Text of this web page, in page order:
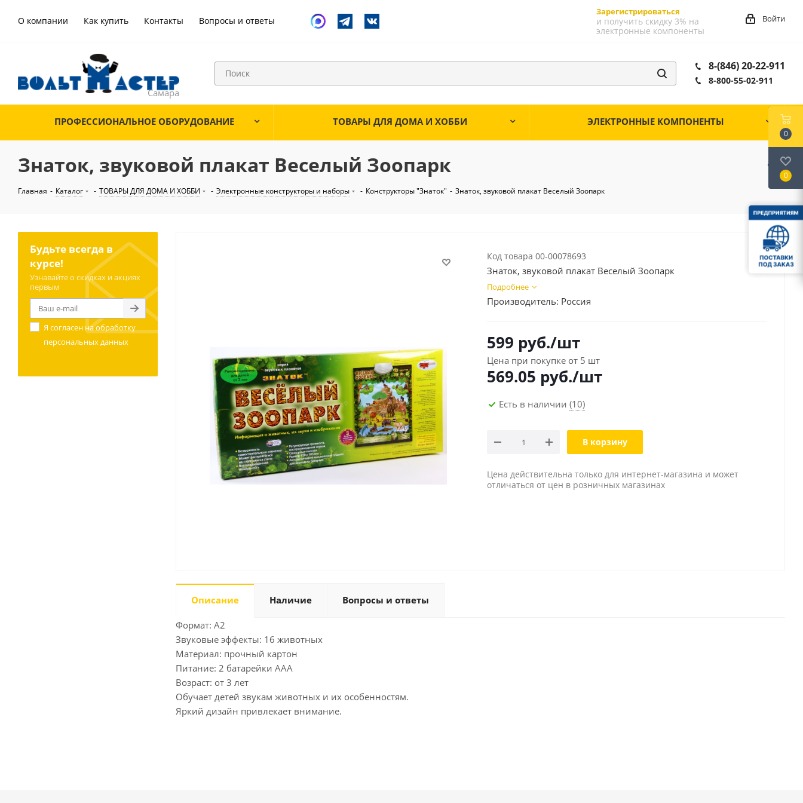
О компании Как купить Контакты Вопросы и ответы
Зарегистрироваться
и получить скидку 3% на
электронные компоненты
Войти
8-(846) 20-22-911
8-800-55-02-911
ПРОФЕССИОНАЛЬНОЕ ОБОРУДОВАНИЕ ТОВАРЫ ДЛЯ ДОМА И ХОББИ ЭЛЕКТРОННЫЕ КОМПОНЕНТЫ
Знаток, звуковой плакат Веселый Зоопарк
Главная - Каталог - ТОВАРЫ ДЛЯ ДОМА И ХОББИ - Электронные конструкторы и наборы - Конструкторы "Знаток" - Знаток, звуковой плакат Веселый Зоопарк
Код товара 00-00078693
Знаток, звуковой плакат Веселый Зоопарк
Подробнее
Производитель: Россия
599 руб./шт
Цена при покупке от 5 шт
569.05 руб./шт
Есть в наличии (10)
В корзину
Цена действительна только для интернет-магазина и может
отличаться от цен в розничных магазинах
Описание Наличие Вопросы и ответы
Формат: A2
Звуковые эффекты: 16 животных
Материал: прочный картон
Питание: 2 батарейки AAA
Возраст: от 3 лет
Обучает детей звукам животных и их особенностям.
Яркий дизайн привлекает внимание.
Будьте всегда в
курсе!
Узнавайте о скидках и акциях
первым
Я согласен наобработку
персональных данных
0
0